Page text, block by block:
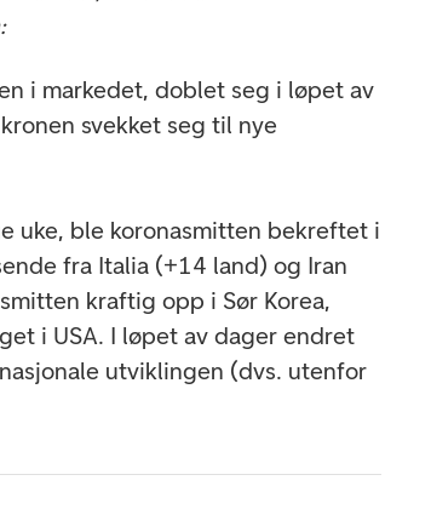
i markedet, doblet seg i løpet av
svekket seg til nye
uke, ble koronasmitten bekreftet i
fra Italia (+14 land) og Iran
kraftig opp i Sør Korea,
i USA. I løpet av dager endret
utviklingen (dvs. utenfor